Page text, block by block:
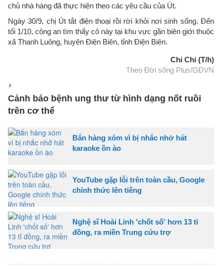
chủ nhà hàng đã thực hiện theo các yêu cầu của Út.
Ngày 30/9, chị Út tắt điện thoại rồi rời khỏi nơi sinh sống. Đến
tối 1/10, công an tìm thấy cô này tại khu vực gần biên giới thuộc
xã Thanh Luông, huyện Điện Biên, tỉnh Điện Biên.
Chi Chi (T/h)
Theo Đời sống Plus/GĐVN
Cảnh báo bệnh ung thư từ hình dạng nốt ruồi
trên cơ thể
Bắn hàng xóm vì bị nhắc nhở hát
karaoke ồn ào
YouTube gặp lỗi trên toàn cầu, Google
chính thức lên tiếng
Nghệ sĩ Hoài Linh 'chốt số' hơn 13 tỉ
đồng, ra miền Trung cứu trợ